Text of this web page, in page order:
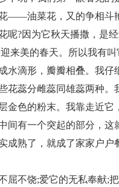
——油菜花，又的争相斗
呢?因为它秋天播撒，是
来美的春天。所以我有叫
水滴形，瓣瓣相叠。我
花蕊分雌蕊同雄蕊两种
金色的粉末。我靠走近
间有一个突起的部分，
成熟了，就成了家家户
屈不饶;爱它的无私奉献;